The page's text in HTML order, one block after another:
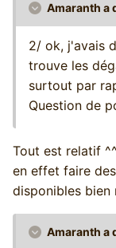
Amaranth a
2/ ok, j'avais
trouve les
surtout par
Question de
Tout est relatif
en effet faire
disponibles bien
Amaranth a